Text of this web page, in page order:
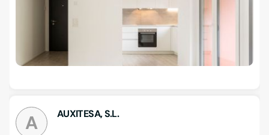
A AUXITESA, S.L.